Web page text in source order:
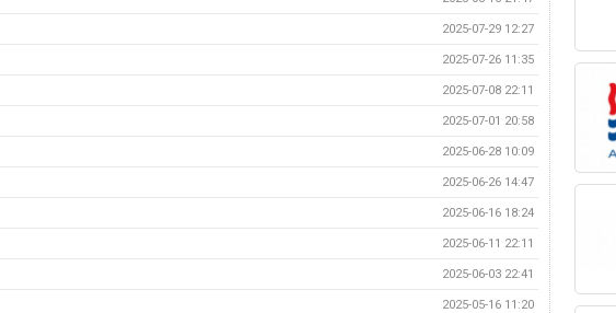
2025-07-29 12:27
2025-07-26 11:35
2025-07-08 22:11
2025-07-01 20:58
2025-06-28 10:09
2025-06-26 14:47
2025-06-16 18:24
2025-06-11 22:11
2025-06-03 22:41
2025-05-16 11:20